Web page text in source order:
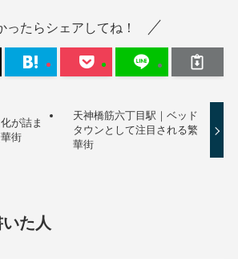
ったらシェアしてね！
が詰ま
街
天神橋筋六丁目駅｜ベッド
タウンとして注目される繁
華街
た人